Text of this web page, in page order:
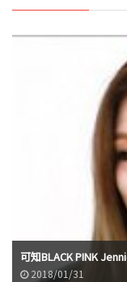
可知BLACK PINK
2018/01/31